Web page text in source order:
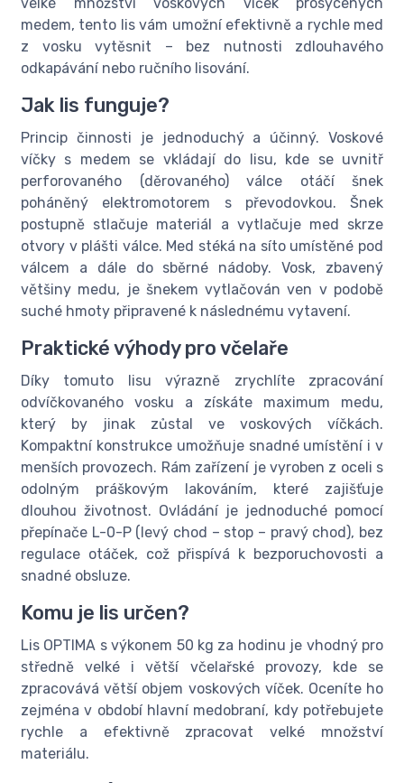
medem, tento lis vám umožní efektivně a rychle med
z vosku vytěsnit – bez nutnosti zdlouhavého
odkapávání nebo ručního lisování.
Jak lis funguje?
Princip činnosti je jednoduchý a účinný. Voskové
víčky s medem se vkládají do lisu, kde se uvnitř
perforovaného (děrovaného) válce otáčí šnek
poháněný elektromotorem s převodovkou. Šnek
postupně stlačuje materiál a vytlačuje med skrze
otvory v plášti válce. Med stéká na síto umístěné pod
válcem a dále do sběrné nádoby. Vosk, zbavený
většiny medu, je šnekem vytlačován ven v podobě
suché hmoty připravené k následnému vytavení.
Praktické výhody pro včelaře
Díky tomuto lisu výrazně zrychlíte zpracování
odvíčkovaného vosku a získáte maximum medu,
který by jinak zůstal ve voskových víčkách.
Kompaktní konstrukce umožňuje snadné umístění i v
menších provozech. Rám zařízení je vyroben z oceli s
odolným práškovým lakováním, které zajišťuje
dlouhou životnost. Ovládání je jednoduché pomocí
přepínače L-0-P (levý chod – stop – pravý chod), bez
regulace otáček, což přispívá k bezporuchovosti a
snadné obsluze.
Komu je lis určen?
Lis OPTIMA s výkonem 50 kg za hodinu je vhodný pro
středně velké i větší včelařské provozy, kde se
zpracovává větší objem voskových víček. Oceníte ho
zejména v období hlavní medobraní, kdy potřebujete
rychle a efektivně zpracovat velké množství
materiálu.